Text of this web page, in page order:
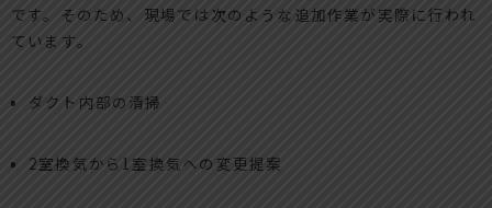
です。そのため、現場では次のような追加作業が実際に行われ
ています。
ダクト内部の清掃
2室換気から1室換気への変更提案